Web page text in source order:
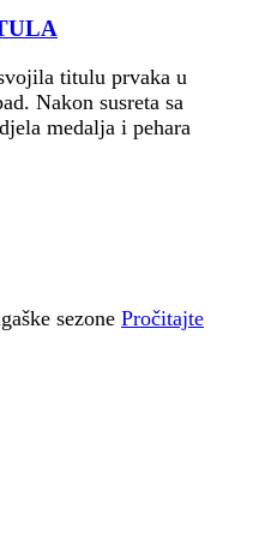
titulu prvaka u
Nakon susreta sa
medalja i pehara
sezone Pročitajte